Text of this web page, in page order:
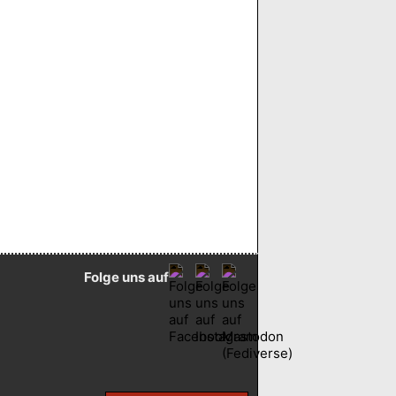
Folge uns auf